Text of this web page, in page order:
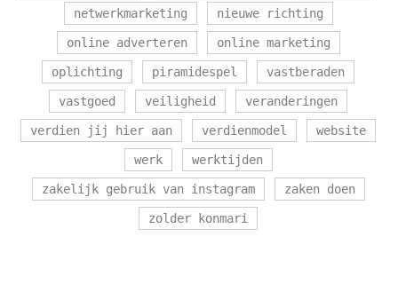
netwerkmarketing nieuwe richting
online adverteren online marketing
oplichting piramidespel vastberaden
vastgoed veiligheid veranderingen
verdien jij hier aan verdienmodel website
werk werktijden
zakelijk gebruik van instagram zaken doen
zolder konmari